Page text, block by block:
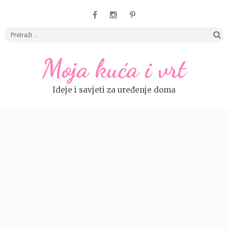
Moja kuća i vrt
Ideje i savjeti za uređenje doma